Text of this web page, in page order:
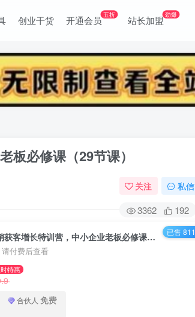
创业干货 开通会员五折 站长加盟劲爆
板必修课（29节课）
关注 私信
3362 192
2024企业抖音-营销获客增长特训营，中小企业老板必修课（29节课）
付费后查看
特惠
合伙人 免费
已售 811